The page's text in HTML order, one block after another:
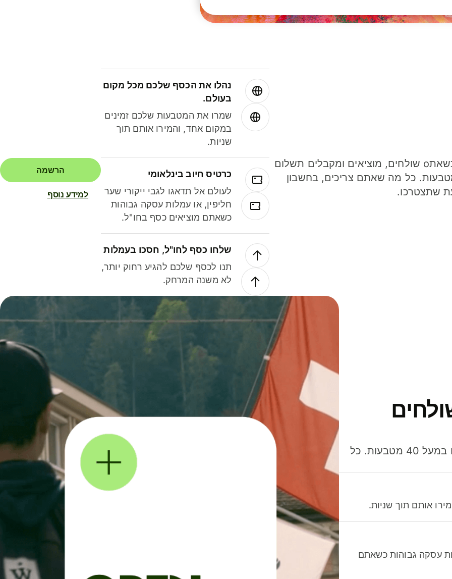
חסכו כסף כשאתo שולחים, מוציאים ומקבלים תשלום
40 מטבעות. כל מה שאתם צריכים, בחשבון
שתצטרכו.
נהלו את הכסף שלכם מכל מקום
בעולם.
שמרו את המטבעות שלכם זמינים
במקום אחד, והמירו אותם תוך
שניות.
כרטיס חיוב בינלאומי
לעולם אל תדאגו לגבי ייקורי שער
חליפין, או עמלות עסקה גבוהות
כשאתם מוציאים כסף בחו"ל.
שלחו כסף לחו"ל, חסכו בעמלות
תנו לכסף שלכם להגיע רחוק יותר,
לא משנה המרחק.
הרשמה
למידע נוסף
חסכו כסף כשאתo שולחים, מוציאים ומקבלים תשלום במעל 40 מטבעות. כל
אותם תוך שניות.
עסקה גבוהות כשאתם